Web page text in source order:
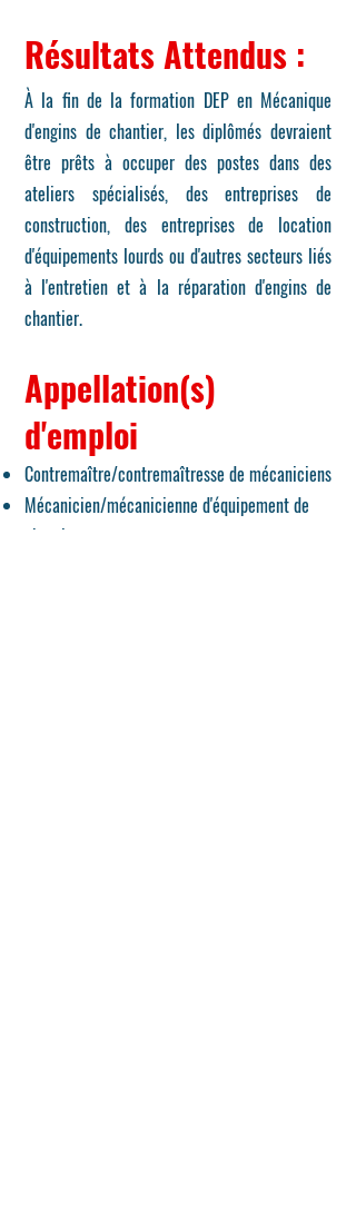
Résultats Attendus :
À la fin de la formation DEP en Mécanique
d'engins de chantier, les diplômés devraient
être prêts à occuper des postes dans des
ateliers spécialisés, des entreprises de
construction, des entreprises de location
d'équipements lourds ou d'autres secteurs liés
à l'entretien et à la réparation d'engins de
chantier.
Appellation(s)
d'emploi
Contremaître/contremaîtresse de mécaniciens
Mécanicien/mécanicienne d'équipement de
chantier